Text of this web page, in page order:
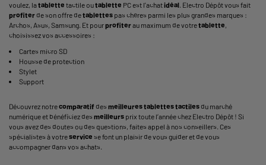
voulez, latablette tactile outablette PC est l'achatidéal. Electro Dépôt vous fait
profiterde son offre detablettes pas chères parmi les plus grandes marques :
Archos, Asus, Samsung. Et pourprofiterau maximum de votretablette,
choisissez vos accessoires :
Cartes micro SD
Housse de protection
Stylet
Support
Découvrez notrecomparatifdes meilleures tablettes tactilesdu marché
numérique et bénéficiez des meilleurs prix toute l’année chez Electro Dépôt ! Si
vous avez des doutes ou des questions, faites appel à nos conseillers. Ces
spécialistes à votreservice se font un plaisir de vous guider et de vous
accompagner dans vos achats.